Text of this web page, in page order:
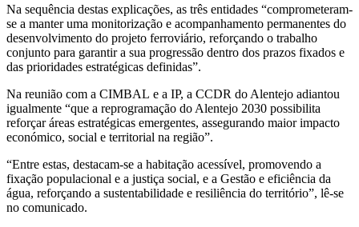
Na sequência destas explicações, as três entidades “comprometeram-
se a manter uma monitorização e acompanhamento permanentes do
desenvolvimento do projeto ferroviário, reforçando o trabalho
conjunto para garantir a sua progressão dentro dos prazos fixados e
das prioridades estratégicas definidas”.
Na reunião com a CIMBAL e a IP, a CCDR do Alentejo adiantou
igualmente “que a reprogramação do Alentejo 2030 possibilita
reforçar áreas estratégicas emergentes, assegurando maior impacto
económico, social e territorial na região”.
“Entre estas, destacam-se a habitação acessível, promovendo a
fixação populacional e a justiça social, e a Gestão e eficiência da
água, reforçando a sustentabilidade e resiliência do território”, lê-se
no comunicado.